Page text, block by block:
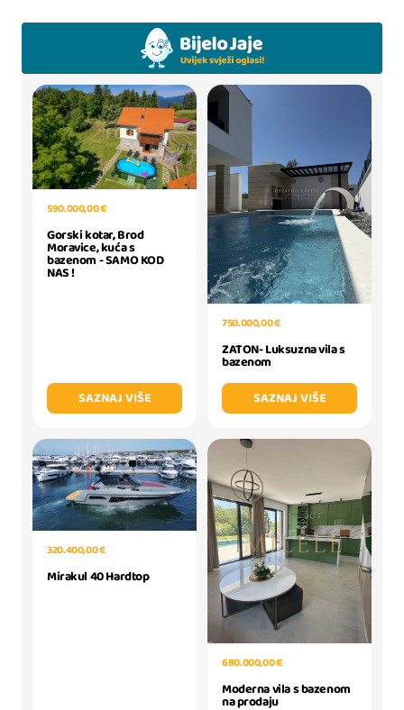
590.000,00 €
Gorski kotar, Brod
Moravice, kuća s
bazenom - SAMO KOD
NAS !
SAZNAJ VIŠE
750.000,00 €
ZATON- Luksuzna vila s
bazenom
SAZNAJ VIŠE
320.400,00 €
Mirakul 40 Hardtop
680.000,00 €
Moderna vila s bazenom
na prodaju